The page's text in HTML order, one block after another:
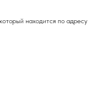
который находится по адресу